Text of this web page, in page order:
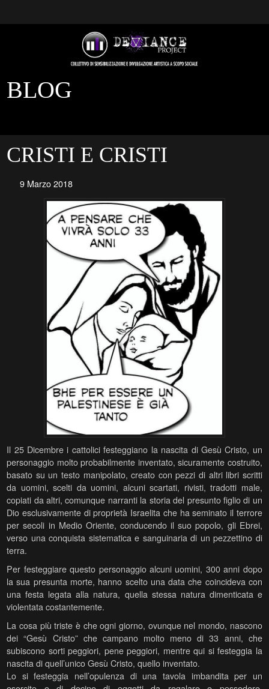
BLOG
CRISTI E CRISTI
9 Marzo 2018
Il 25 Dicembre i cattolici festeggiano la nascita di Gesù Cristo, un
personaggio molto probabilmente inventato, sicuramente costruito,
basato su un testo manipolato, creato con pezzi di altri libri scritti
da uomini, scelti da uomini, alcuni scartati, rivisti, tradotti male,
copiati da altri, comunque narranti la storia del presunto figlio di un
Dio esclusivamente di proprietà Israelita che ha seminato il terrore
per secoli in Medio Oriente, conducendo il suo popolo, gli Ebrei,
verso una conquista sistematica e sanguinaria di un pezzettino di
terra.
Per festeggiare questo personaggio alcuni uomini, 300 anni dopo
la sua presunta morte, hanno scelto una data che coincideva con
una festa legata alla natura, quella stessa natura dimenticata e
violentata costantemente.
La cosa più triste è che ogni giorno, ovunque nel mondo, nascono
dei “Gesù Cristo” che campano molto meno di 33 anni, che
subiscono sorti peggiori, pene peggiori, mentre qui si festeggia la
nascita di quell’unico Gesù Cristo, quello inventato.
Lo si festeggia nell’opulenza di una tavola imbandita per un